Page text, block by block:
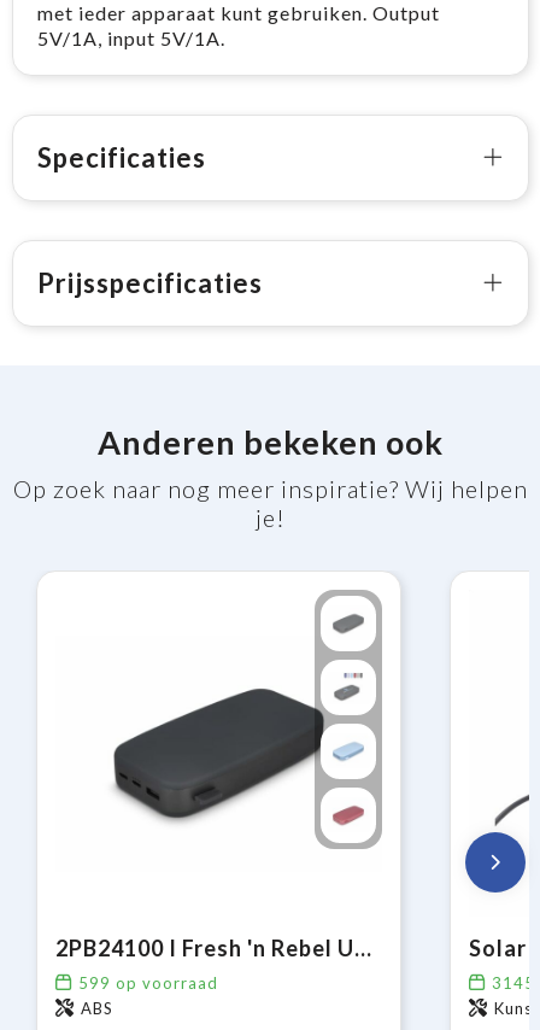
met ieder apparaat kunt gebruiken. Output
5V/1A, input 5V/1A.
Specificaties
Prijsspecificaties
Anderen bekeken ook
Op zoek naar nog meer inspiratie? Wij helpen
je!
2PB24100 I Fresh 'n Rebel USB-C Powerbank 24000mAh
599 op voorraad
ABS
3145